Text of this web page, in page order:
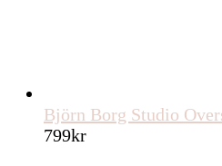
Björn Borg Studio
799kr